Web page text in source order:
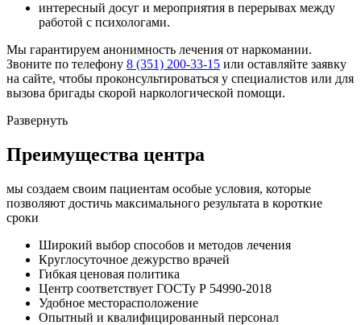
интересный досуг и мероприятия в перерывах между
работой с психологами.
Мы гарантируем анонимность лечения от наркомании.
Звоните по телефону 8 (351) 200-33-15 или оставляйте заявку
на сайте, чтобы проконсультироваться у специалистов или для
вызова бригады скорой наркологической помощи.
Развернуть
Преимущества центра
мы создаем своим пациентам особые условия, которые
позволяют достичь максимального результата в короткие
сроки
Широкий выбор способов и методов лечения
Круглосуточное дежурство врачей
Гибкая ценовая политика
Центр соответствует ГОСТу Р 54990-2018
Удобное месторасположение
Опытный и квалифицированный персонал